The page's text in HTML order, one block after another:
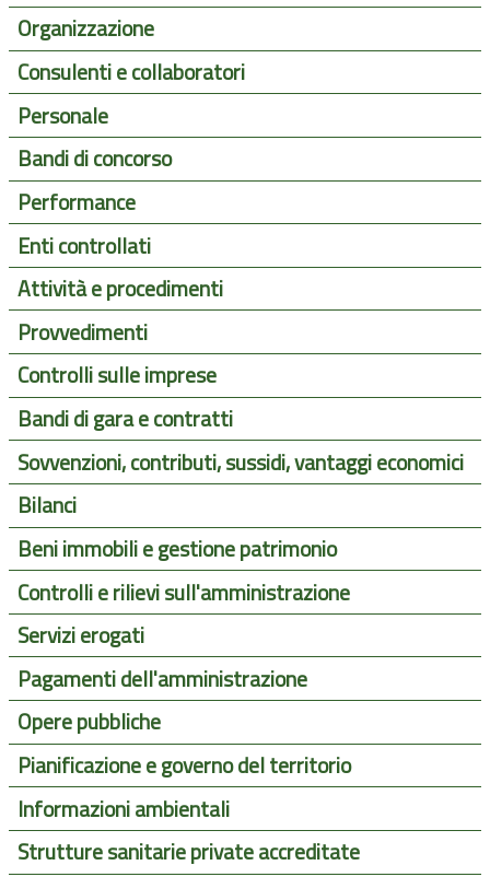
Organizzazione
Consulenti e collaboratori
Personale
Bandi di concorso
Performance
Enti controllati
Attività e procedimenti
Provvedimenti
Controlli sulle imprese
Bandi di gara e contratti
Sovvenzioni, contributi, sussidi, vantaggi economici
Bilanci
Beni immobili e gestione patrimonio
Controlli e rilievi sull'amministrazione
Servizi erogati
Pagamenti dell'amministrazione
Opere pubbliche
Pianificazione e governo del territorio
Informazioni ambientali
Strutture sanitarie private accreditate